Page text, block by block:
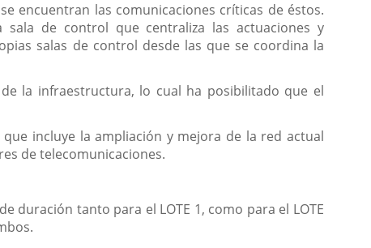
encuentran las comunicaciones críticas de éstos.
de control que centraliza las actuaciones y
salas de control desde las que se coordina la
la infraestructura, lo cual ha posibilitado que el
incluye la ampliación y mejora de la red actual
de telecomunicaciones.
duración tanto para el LOTE 1, como para el LOTE